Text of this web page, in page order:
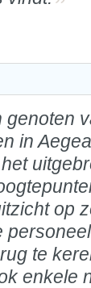
genoten
in
op
te
enkele